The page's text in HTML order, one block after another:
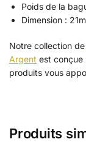
Poids de la
Dimension :
Notre collection de
Argent est conçue
produits vous
Produits